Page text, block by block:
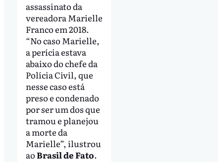
assassinato da
vereadora Marielle
Franco em 2018.
“No caso Marielle,
a perícia estava
abaixo do chefe da
Polícia Civil, que
nesse caso está
preso e condenado
por ser um dos que
tramou e planejou
a morte da
Marielle”, ilustrou
aoBrasil de Fato.